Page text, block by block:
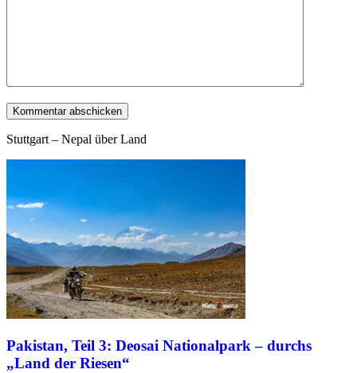
Stuttgart – Nepal über Land
Pakistan, Teil 3: Deosai Nationalpark – durchs
„Land der Riesen“